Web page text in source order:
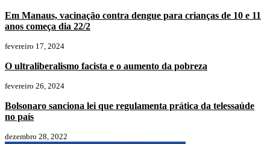
Em Manaus, vacinação contra dengue para crianças de 10 e 11
anos começa dia 22/2
fevereiro 17, 2024
O ultraliberalismo facista e o aumento da pobreza
fevereiro 26, 2024
Bolsonaro sanciona lei que regulamenta prática da telessaúde
no país
dezembro 28, 2022